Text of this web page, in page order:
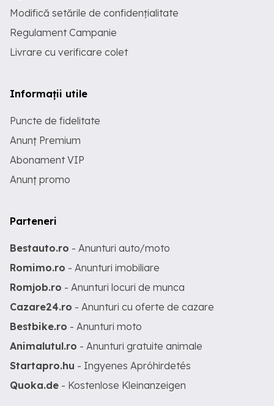
Modifică setările de confidențialitate
Regulament Campanie
Livrare cu verificare colet
Informații utile
Puncte de fidelitate
Anunț Premium
Abonament VIP
Anunț promo
Parteneri
Bestauto.ro - Anunturi auto/moto
Romimo.ro - Anunturi imobiliare
Romjob.ro - Anunturi locuri de munca
Cazare24.ro - Anunturi cu oferte de cazare
Bestbike.ro - Anunturi moto
Animalutul.ro - Anunturi gratuite animale
Startapro.hu - Ingyenes Apróhirdetés
Quoka.de - Kostenlose Kleinanzeigen